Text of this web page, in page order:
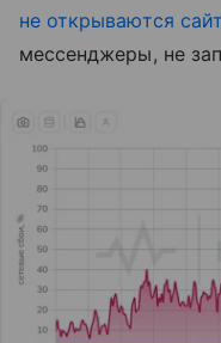
не открываются
мессенджеры, не